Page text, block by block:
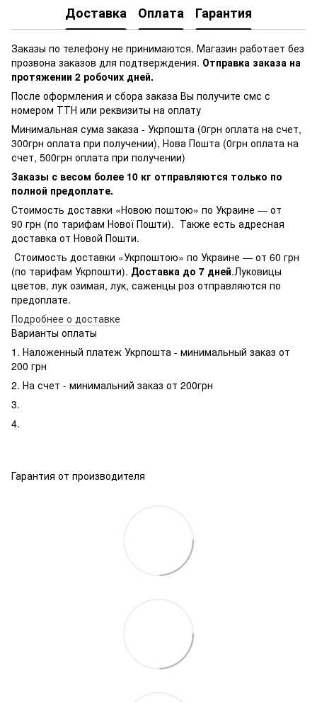
Доставка Оплата Гарантия
Заказы по телефону не принимаются. Магазин работает без
прозвона заказов для подтверждения. Отправка заказа на
протяжении 2 робочих дней.
После оформления и сбора заказа Вы получите смс с
номером ТТН или реквизиты на оплату
Минимальная сума заказа - Укрпошта (0грн оплата на счет,
300грн оплата при получении), Нова Пошта (0грн оплата на
счет, 500грн оплата при получении)
Заказы с весом более 10 кг отправляются только по
полной предоплате.
Стоимость доставки «Новою поштою» по Украине — от
90 грн (по тарифам Нової Пошти). Также есть адресная
доставка от Новой Пошти.
Стоимость доставки «Укрпоштою» по Украине — от 60 грн
(по тарифам Укрпошти). Доставка до 7 дней.Луковицы
цветов, лук озимая, лук, саженцы роз отправляются по
предоплате.
Подробнее о доставке
Варианты оплаты
1. Наложенный платеж Укрпошта - минимальный заказ от
200 грн
2. На счет - минимальний заказ от 200грн
3.
4.
Гарантия от производителя